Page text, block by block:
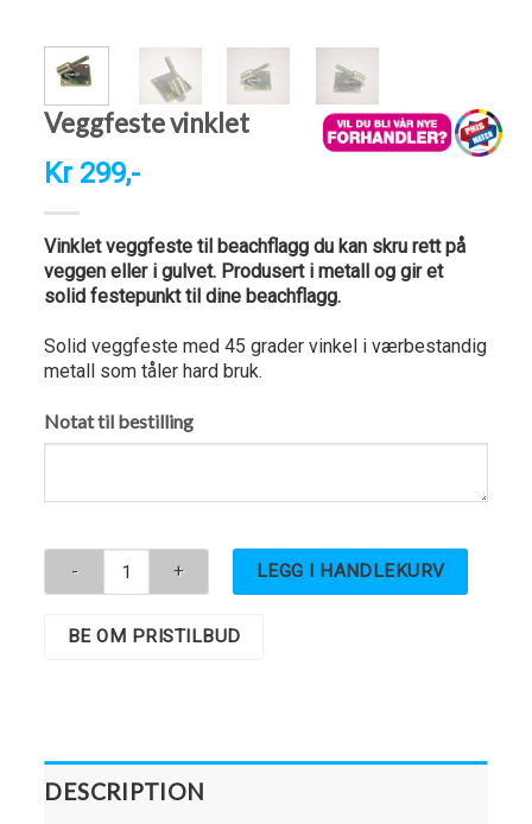
Veggfeste vinklet
Kr 299,-
Vinklet veggfeste til beachflagg du kan skru rett på
veggen eller i gulvet. Produsert i metall og gir et
solid festepunkt til dine beachflagg.
Solid veggfeste med 45 grader vinkel i værbestandig
metall som tåler hard bruk.
Notat til bestilling
LEGG I HANDLEKURV
BE OM PRISTILBUD
DESCRIPTION